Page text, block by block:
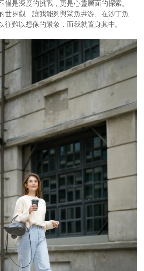
僅是深度的挑戰，更是心靈層面的探索。
世界觀，讓我能夠與鯊魚共游、在沙丁魚
往難以想像的景象，而我就置身其中。